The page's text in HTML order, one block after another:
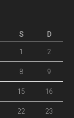
S D
1 2
8 9
15 16
22 23